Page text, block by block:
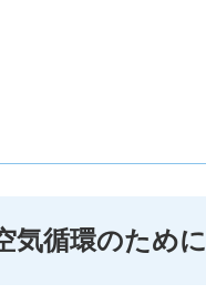
気循環のために